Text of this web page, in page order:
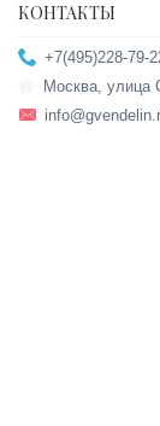
КОНТАКТЫ
+7(495)228-79-
Москва, улица